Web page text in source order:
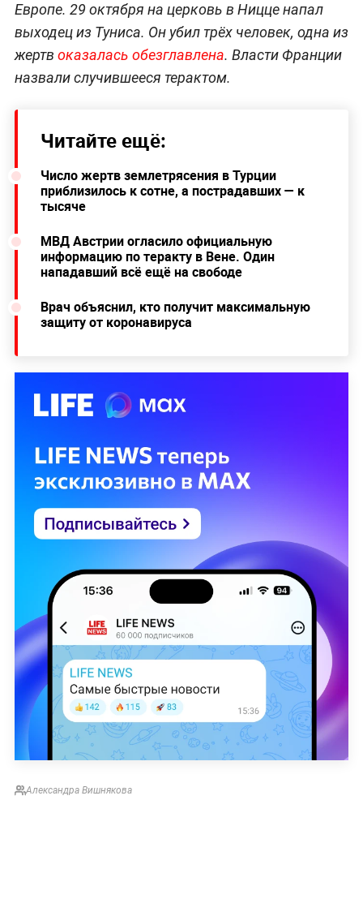
Европе. 29 октября на церковь в Ницце напал
выходец из Туниса. Он убил трёх человек, одна из
жертв оказалась обезглавлена. Власти Франции
назвали случившееся терактом.
Читайте ещё:
Число жертв землетрясения в Турции
приблизилось к сотне, а пострадавших — к
тысяче
МВД Австрии огласило официальную
информацию по теракту в Вене. Один
нападавший всё ещё на свободе
Врач объяснил, кто получит максимальную
защиту от коронавируса
Александра Вишнякова